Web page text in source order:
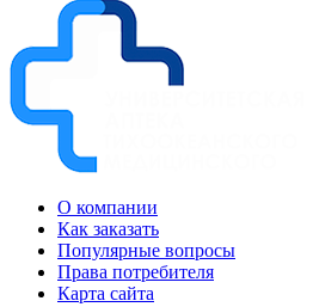
О компании
Как заказать
Популярные вопросы
Права потребителя
Карта сайта